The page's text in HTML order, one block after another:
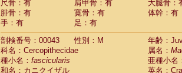
CercopithecidaeCercocebus
CercopithecidaeCercocebus hybrid(0)
CercopithecidaeCercocebus
CercopithecidaeLophocebus
Cercopithecidae
(0)
Cercopithecidae Papio cynocephalus
Cercopithecidae Papio hamadryas(0)
尺骨：有
肩甲骨：有
大腿骨：
腓骨：有
寛骨：有
体幹：有
手：有
足：有
剖検番号：00043
性別：M
年齢：
科名：Cercopithecidae
属名：
種小名： fascicularis
亜種小名
和名：カニクイザル
英名：